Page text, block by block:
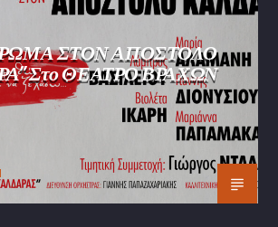
ΣΤΟΝ ΑΠΟΣΤΟΛΟ
Στο ΘΕΑΤΡΟ ΒΡΑΧΩΝ